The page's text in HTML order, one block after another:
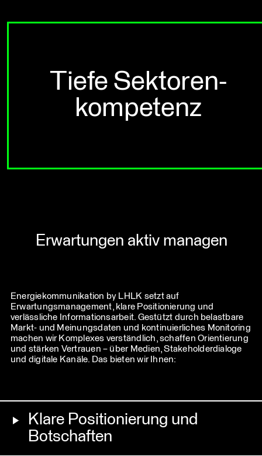
Tiefe Sektoren-
kompetenz
Erwartungen aktiv managen
Energiekommunikation by LHLK setzt auf
Erwartungsmanagement, klare Positionierung und
verlässliche Informationsarbeit. Gestützt durch belastbare
Markt- und Meinungsdaten und kontinuierliches Monitoring
machen wir Komplexes verständlich, schaffen Orientierung
und stärken Vertrauen – über Medien, Stakeholderdialoge
und digitale Kanäle. Das bieten wir Ihnen:
Klare Positionierung und
Botschaften